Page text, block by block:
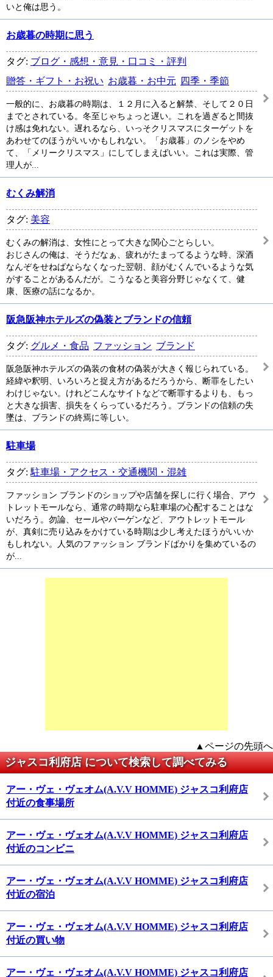
いと俺は思う。
お歳暮の時期に思う
タグ: ブログ・感想・意見・口コミ・評判
贈答・ギフト・お祝い お歳暮・お中元 四季・季節
一般的に、お歳暮の時期は、１２月に入ると解禁、そして２０日
までとされている。冬至じゃちょっと遅い。これを過ぎると間抜
け感は免れない。遅れるなら、いっそクリスマスにターゲットを
あわせてのほうがいいかもしれない。「お歳暮」のノシをやめ
て、「メリークリスマス」にしてしまえばいい。これは実際、管
理人が...
むくみ解消
タグ: 美容
むくみの解消は、女性にとって大きな関心ごとらしい。
おじさんの俺は、そうだなぁ、疲れがたまってるような時、深酒
なんぞをせねばならなくなった翌朝、顔がむくんでいるような気
がすることがあるんだが。こうなると美容分野じゃなくて、健
康、医療の話になるか。
阪急阪神ホテルズの偽装とブランドの信頼
タグ: グルメ・食品 ファッション ブランド
阪急阪神ホテルズの偽装の食材の偽装が大きく報じられている。
経緯や釈明、いろいろと捉え方があるだろうから、断罪をしたい
わけじゃない。けれどこんなサイトなどで断罪するよりも、もっ
と大きな損害、損失をくらっているだろう。ブランドの信頼の失
墜は、ブランドの終焉に等しい。
駐車場
タグ: 駐車場・アクセス・交通機関・混雑
ファッション ブランドのショップや店舗を探しに行く場合、アウ
トレットモールなら、通常の時期なら駐車場の心配することはな
いだろう。勿論、セールやバーゲンなど、アウトレットモール
が、真剣に売り込みをかけている時期は少し考えたほうがいいか
もしれない。人気のファッション ブランドばかりを集めているの
が...
▲ページの先頭へ
ジャスコ利府店 について検索して調べてみる
アー・ヴェ・ヴェオム(A.V.V HOMME) ジャスコ利府店
付近の食事場所
アー・ヴェ・ヴェオム(A.V.V HOMME) ジャスコ利府店
付近のコンビニ
アー・ヴェ・ヴェオム(A.V.V HOMME) ジャスコ利府店
付近の宿泊
アー・ヴェ・ヴェオム(A.V.V HOMME) ジャスコ利府店
付近の買い物
アー・ヴェ・ヴェオム(A.V.V HOMME) ジャスコ利府店